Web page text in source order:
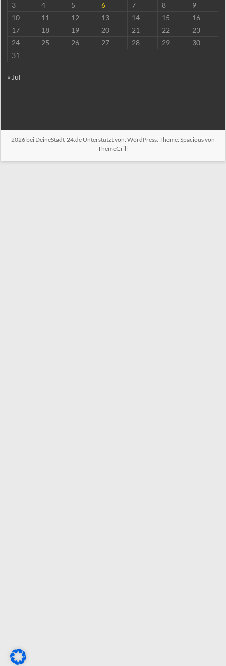
3
4 5 6 7 8
9
10
11 12 13 14 15
16
17
18 19 20 21 22
23
24
25 26 27 28 29
30
31
« Jul
2026 bei DeineStadt-24.deUnterstützt von: WordPress. Theme: Spacious von
ThemeGrill